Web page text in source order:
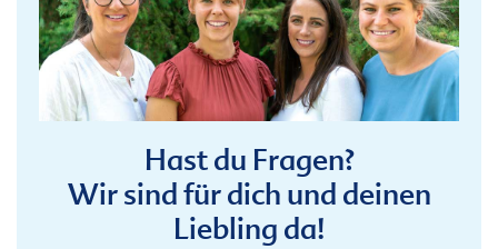
Hast du Fragen?
Wir sind für dich und deinen
Liebling da!